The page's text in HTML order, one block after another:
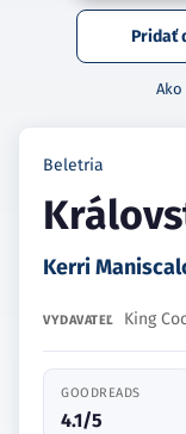
Pridať
Beletria
Kerri
VYDAVATEĽ King
GOODREADS
4.1/5